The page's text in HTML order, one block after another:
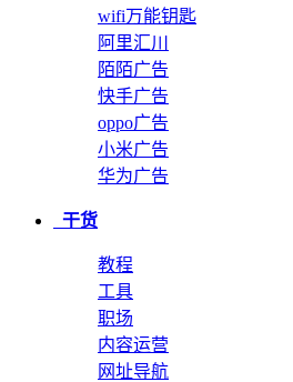
wifi万能钥匙
阿里汇川
陌陌广告
快手广告
oppo广告
小米广告
华为广告
干货
教程
工具
职场
内容运营
网址导航